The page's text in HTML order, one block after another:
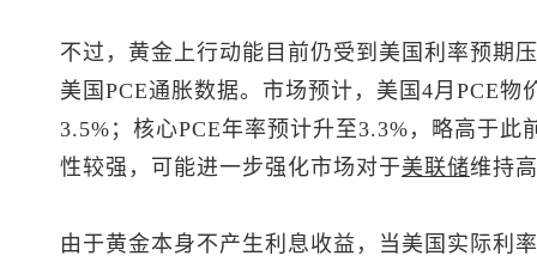
不过，黄金上行动能目前仍受到美国利率预期
美国PCE通胀数据。市场预计，美国4月PCE
3.5%；核心PCE年率预计升至3.3%，略高于
性较强，可能进一步强化市场对于美联储维持
由于黄金本身不产生利息收益，当美国实际利